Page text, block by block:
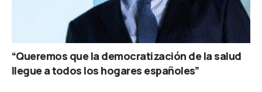
“Queremos que la democratización de la salud
llegue a todos los hogares españoles”